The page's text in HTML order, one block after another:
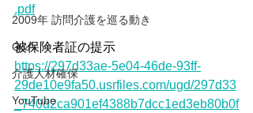
2009年 訪問介護を巡る動き
Q&A
介護人材確保
YouTube
.pdf
被保険者証の提示
https://297d33ae-5e04-46de-93ff-
29de10e9fa50.usrfiles.com/ugd/297d33
_740d2ca901ef4388b7dcc1ed3eb80b0f